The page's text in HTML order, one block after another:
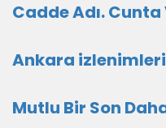
Cadde Adı.
Ankara izlenimleri
Mutlu Bir Son